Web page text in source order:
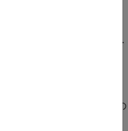
ミュレーションおよびコー
および生成されたコードの